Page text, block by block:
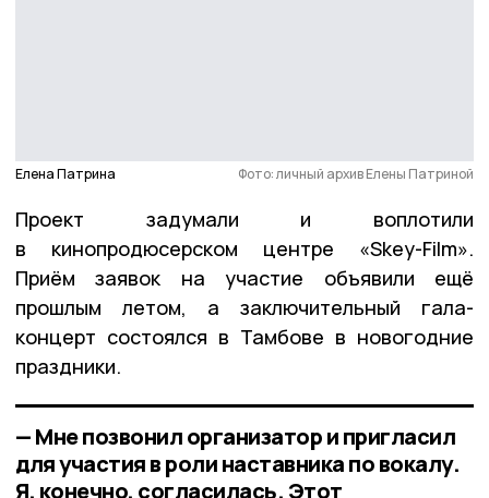
Елена Патрина Фото: личный архив Елены Патриной
Проект задумали и воплотили
в кинопродюсерском центре «Skey-Film».
Приём заявок на участие объявили ещё
прошлым летом, а заключительный гала-
концерт состоялся в Тамбове в новогодние
праздники.
— Мне позвонил организатор и пригласил
для участия в роли наставника по вокалу.
Я, конечно, согласилась. Этот